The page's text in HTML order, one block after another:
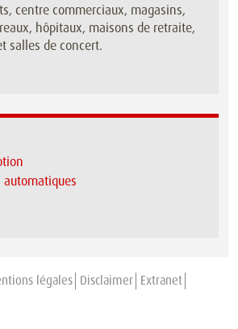
centre commerciaux, magasins,
hôpitaux, maisons de retraite,
salles de concert.
automatiques
légales Disclaimer Extranet